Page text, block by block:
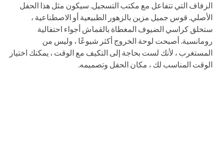
الزفاف التي تتفاعل مع مكتب التسجيل. سيكون مثل هذا الحفل
الأصلي. قوس جميل مزين بالزهور الطبيعية أو الاصطناعية ،
ستخلق كراسي الضيوف المغطاة بالقماش أجواء احتفالية
رومانسية. أصبحت لوحة الخروج أكثر شيوعًا ، وليس من
المستغرب ، لأنك لست بحاجة إلى التكيف مع الوقت ، يمكنك اختيار
الوقت المناسب لك ، مكان الحفل وتصميمه.